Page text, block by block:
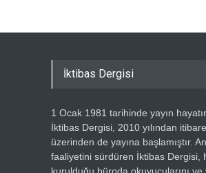
İktibas Dergisi
1 Ocak 1981 tarihinde yayın
İktibas Dergisi, 2010 yılından
üzerinden de yayına başlamıştır.
faaliyetini sürdüren İktibas Dergisi,